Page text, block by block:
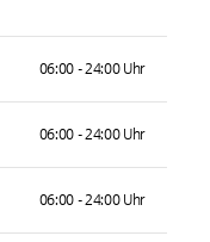
06:00 - 24:00 Uhr
06:00 - 24:00 Uhr
06:00 - 24:00 Uhr